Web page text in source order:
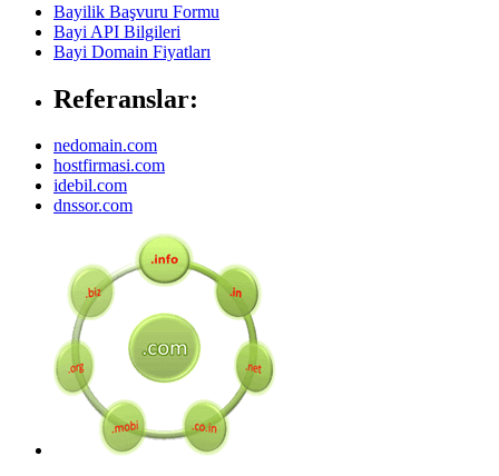
Bayilik Başvuru Formu
Bayi API Bilgileri
Bayi Domain Fiyatları
Referanslar:
nedomain.com
hostfirmasi.com
idebil.com
dnssor.com